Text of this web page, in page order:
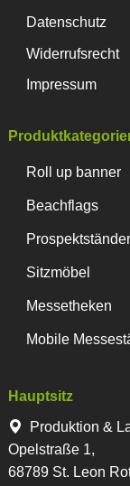
Datenschutz
Widerrufsrecht
Impressum
Roll up banner
Beachflags
Prospektständer
Sitzmöbel
Messetheken
Mobile
Hauptsitz
Produktion &
Opelstraße 1,
68789 St. Leon